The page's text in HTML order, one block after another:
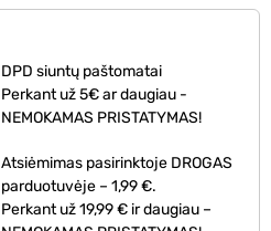
DPD siuntų paštomatai
Perkant už 5€ ar daugiau -
NEMOKAMAS PRISTATYMAS!
Atsiėmimas pasirinktoje DROGAS
parduotuvėje – 1,99 €.
Perkant už 19,99 € ir daugiau –